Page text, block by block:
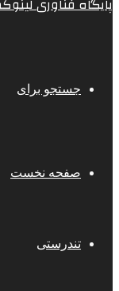
پایگاه فناوری
جستجو برای
صفحه نخست
تندرستی